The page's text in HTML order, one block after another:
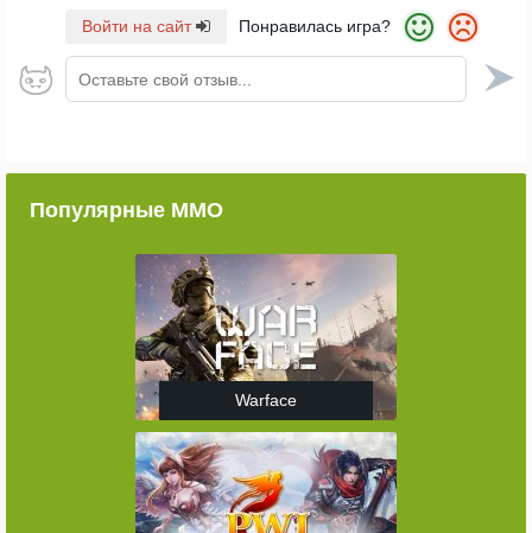
Войти на сайт Понравилась игра?
Оставьте свой отзыв...
Популярные ММО
Warface